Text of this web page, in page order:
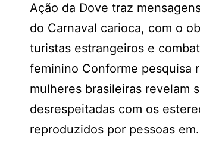
Ação da Dove traz
do Carnaval carioca, com o
turistas estrangeiros e
feminino Conforme pesquisa
mulheres brasileiras revelam
desrespeitadas com os
reproduzidos por pessoas